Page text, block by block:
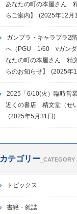
あなたの町の本屋さん
らご案内】
(2025年12月
ガンプラ・キャラプラ2
へ（PGU 1/60 νガンダ
なたの町の本屋さん 精
らのお知らせ】
(2025年
2025「6/10(火）臨時営
近くの書店 精文堂（せ
(2025年5月31日)
カテゴリー_CATEGORY
トピックス
書籍・雑誌